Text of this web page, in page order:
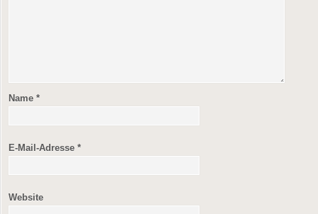
Name *
E-Mail-Adresse *
Website